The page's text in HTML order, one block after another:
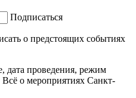
Подписаться
о предстоящих событиях
дата проведения, режим
о мероприятиях Санкт-